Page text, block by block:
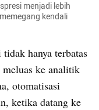
menjadi lebih
kendali
hanya terbatas
ke analitik
otomatisasi
ketika datang ke